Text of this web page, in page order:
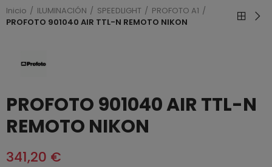
Inicio ILUMINACIÓN SPEEDLIGHT
PROFOTO A1
PROFOTO 901040 AIR TTL-N REMOTO NIKON
PROFOTO 901040 AIR TTL-N
REMOTO NIKON
341,20 €